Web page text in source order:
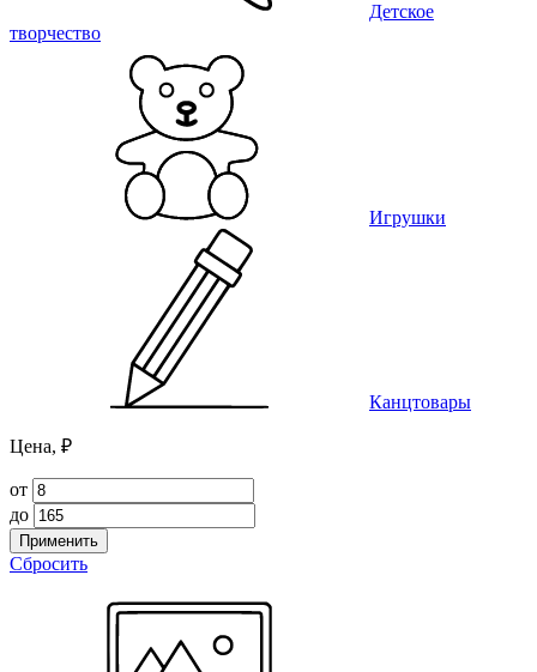
Детское
творчество
Игрушки
Канцтовары
Цена, ₽
от
до
Применить
Сбросить